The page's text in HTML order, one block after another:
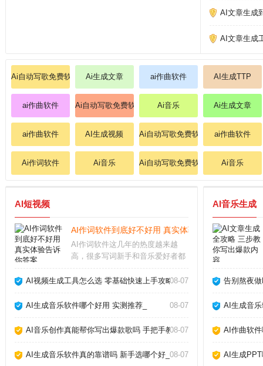
AI文章生成
AI文章生成
Ai自动写歌免费软件 Ai生成文章 ai作曲软件 AI生成TTP
ai作曲软件 Ai自动写歌免费软件 Ai音乐 Ai生成文章
ai作曲软件 AI生成视频 Ai自动写歌免费软件 ai作曲软件
Ai作词软件 Ai音乐 Ai自动写歌免费软件 Ai音乐
AI短视频
AI作词软件到底好不好用 真实体验告诉你答案_
AI作词软件这几年的热度越来越
高，很多写词新手和音乐爱好者都
的实际体验来看，它确实能帮我们
正打动人心的句子，还得靠人工打
AI视频生成工具怎么选 零基础快速上手攻略_08-07
AI生成音乐软件哪个好用 实测推荐_ 08-07
AI音乐创作真能帮你写出爆款歌吗 手把手教你玩转AI作歌_
08-07
AI生成音乐软件真的靠谱吗 新手选哪个好_ 08-07
AI音乐生成
告别熬夜
AI生成音
AI作曲软
AI生成